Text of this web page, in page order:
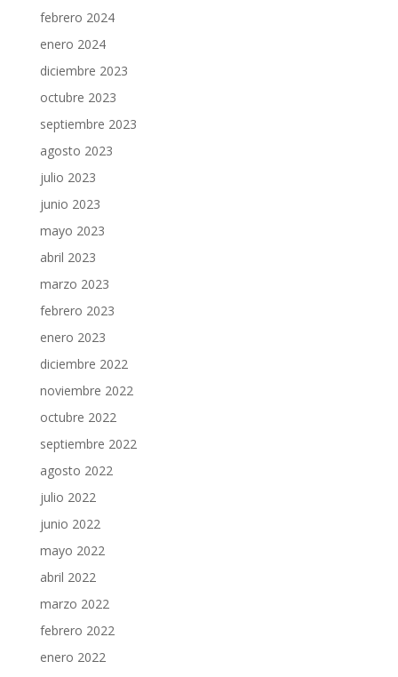
febrero 2024
enero 2024
diciembre 2023
octubre 2023
septiembre 2023
agosto 2023
julio 2023
junio 2023
mayo 2023
abril 2023
marzo 2023
febrero 2023
enero 2023
diciembre 2022
noviembre 2022
octubre 2022
septiembre 2022
agosto 2022
julio 2022
junio 2022
mayo 2022
abril 2022
marzo 2022
febrero 2022
enero 2022